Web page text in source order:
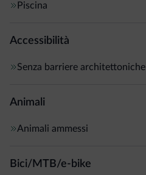
Piscina
Accessibilità
Senza barriere architettoniche
Animali
Animali ammessi
Bici/MTB/e-bike